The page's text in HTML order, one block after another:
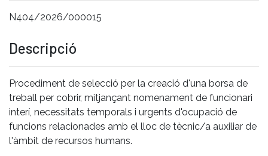
N404/2026/000015
Descripció
Procediment de selecció per la creació d'una borsa de
treball per cobrir, mitjançant nomenament de funcionari
interí, necessitats temporals i urgents d'ocupació de
funcions relacionades amb el lloc de tècnic/a auxiliar de
l'àmbit de recursos humans.